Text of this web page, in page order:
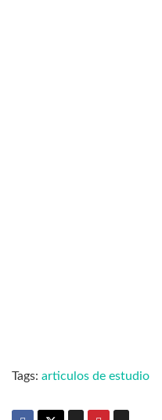
Tags: articulos de estudio